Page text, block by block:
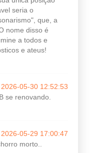
seria o
que, a
nome disso é
a todos e
e ateus!
2026-05-30 12:52:53
se renovando.
2026-05-29 17:00:47
morto..